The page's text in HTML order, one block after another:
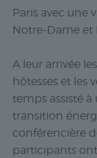
Paris avec une
Notre-Dame et
A leur arrivée
hôtesses et les
temps assisté à
transition
conférencière
participants